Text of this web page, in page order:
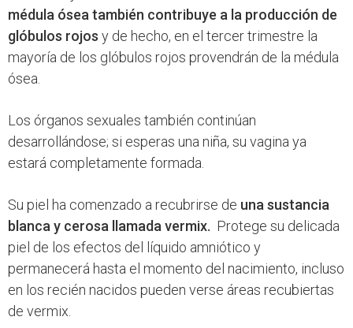
médula ósea también contribuye a la producción de
glóbulos rojos y de hecho, en el tercer trimestre la
mayoría de los glóbulos rojos provendrán de la médula
ósea.
Los órganos sexuales también continúan
desarrollándose; si esperas una niña, su vagina ya
estará completamente formada.
Su piel ha comenzado a recubrirse de una sustancia
blanca y cerosa llamada vermix. Protege su delicada
piel de los efectos del líquido amniótico y
permanecerá hasta el momento del nacimiento, incluso
en los recién nacidos pueden verse áreas recubiertas
de vermix.